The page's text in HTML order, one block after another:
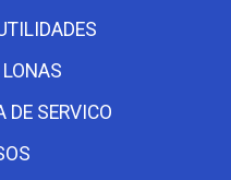
LONAS
DE SERVICO